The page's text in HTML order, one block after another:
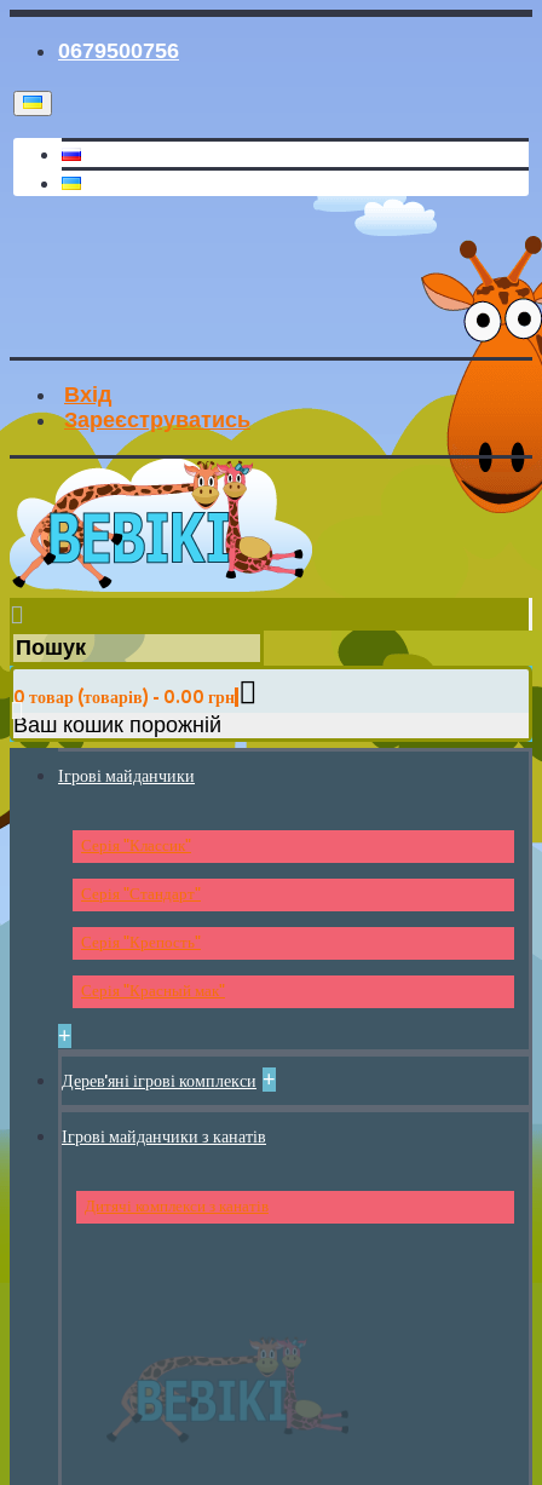
0679500756
Вхід
Зареєструватись
0 товар (товарів) - 0.00 грн
Ваш кошик порожній
Ігрові майданчики
Серія "Классик"
Серія "Стандарт"
Серія "Крепость"
Серія "Красный мак"
+
Дерев'яні ігрові комплекси +
Ігрові майданчики з канатів
Дитячі комплекси з канатів